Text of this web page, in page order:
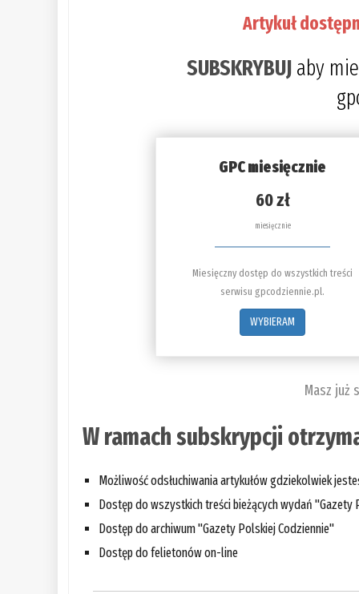
Artykuł
SUBSKRYBUJaby
GPC miesięcznie
60 zł
miesięcznie
Miesięczny dostęp do wszystkich treści
serwisu gpcodziennie.pl.
WYBIERAM
Masz już
W ramach subskrypcji
Możliwość odsłuchiwania artykułów gdziekolwiek
Dostęp do wszystkich treści bieżących wydań "Gazety
Dostęp do archiwum "Gazety Polskiej Codziennie"
Dostęp do felietonów on-line